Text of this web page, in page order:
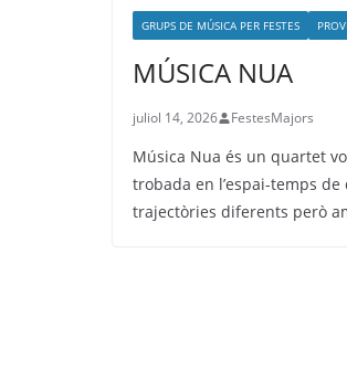
GRUPS DE MÚSICA PER FESTES
MÚSICA NUA
juliol 14, 2026 FestesMajors
Música Nua és un quartet
trobada en l’espai-temps
trajectòries diferents però